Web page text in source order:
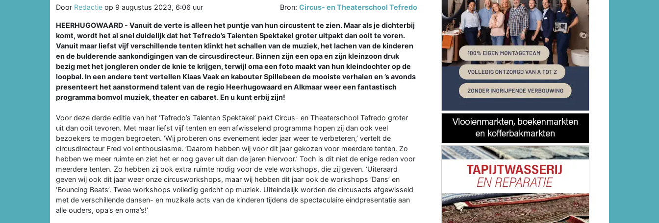
Door Redactie op 9 augustus 2023, 6:06 uur Bron:Circus- en Theaterschool Tefredo
HEERHUGOWAARD - Vanuit de verte is alleen het puntje van hun circustent te zien. Maar als je dichterbij
komt, wordt het al snel duidelijk dat het Tefredo’s Talenten Spektakel groter uitpakt dan ooit te voren.
Vanuit maar liefst vijf verschillende tenten klinkt het schallen van de muziek, het lachen van de kinderen
en de bulderende aankondigingen van de circusdirecteur. Binnen zijn een opa en zijn kleinzoon druk
bezig met het jongleren onder de knie te krijgen, terwijl oma een foto maakt van hun kleindochter op de
loopbal. In een andere tent vertellen Klaas Vaak en kabouter Spillebeen de mooiste verhalen en ’s avonds
presenteert het aanstormend talent van de regio Heerhugowaard en Alkmaar weer een fantastisch
programma bomvol muziek, theater en cabaret. En u kunt erbij zijn!
Voor deze derde editie van het ‘Tefredo’s Talenten Spektakel’ pakt Circus- en Theaterschool Tefredo groter
uit dan ooit tevoren. Met maar liefst vijf tenten en een afwisselend programma hopen zij dan ook veel
bezoekers te mogen begroeten. ‘Wij proberen ons evenement ieder jaar weer te verbeteren,’ vertelt de
circusdirecteur Fred vol enthousiasme. ‘Daarom hebben wij voor dit jaar gekozen voor meerdere tenten. Zo
hebben we meer ruimte en ziet het er nog gaver uit dan de jaren hiervoor.’ Toch is dit niet de enige reden voor
meerdere tenten. Zo hebben zij ook extra ruimte nodig voor de vele workshops, die zij geven. ‘Uiteraard
geven wij ook dit jaar weer onze circusworkshops, maar wij hebben dit jaar ook de workshops ‘Dans’ en
‘Bouncing Beats’. Twee workshops volledig gericht op muziek. Uiteindelijk worden de circusacts afgewisseld
met de verschillende dansen- en muzikale acts van de kinderen tijdens de spectaculaire eindpresentatie aan
alle ouders, opa’s en oma’s!’